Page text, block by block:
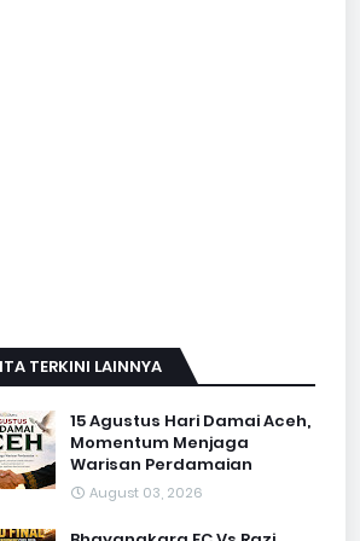
TERKINI LAINNYA
15 Agustus Hari Damai Aceh,
Momentum Menjaga
Warisan Perdamaian
August 03, 2026